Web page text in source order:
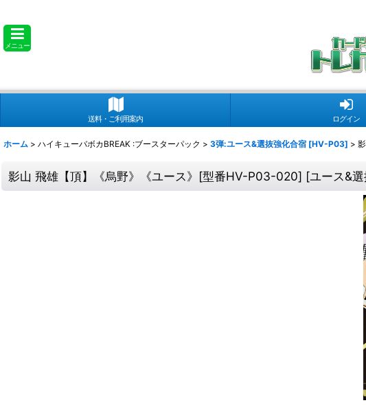
メニュー
送料・ご利用案内 ログイン
ホーム > ハイキューバボカBREAK :ブースターパック > 3弾:ユース&選抜強化合宿 [HV-P03] >
影山 飛雄【頂】《烏野》《ユース》[型番HV-P03-020] [ユース&